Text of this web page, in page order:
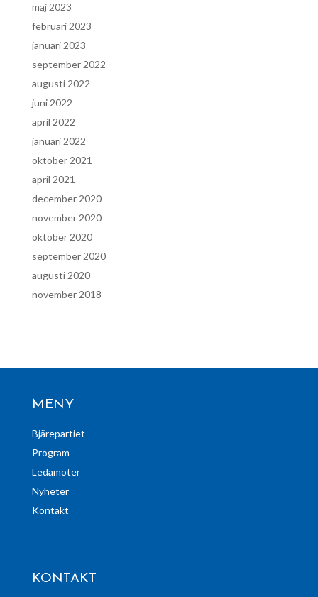
maj 2023
februari 2023
januari 2023
september 2022
augusti 2022
juni 2022
april 2022
januari 2022
oktober 2021
april 2021
december 2020
november 2020
oktober 2020
september 2020
augusti 2020
november 2018
MENY
Bjärepartiet
Program
Ledamöter
Nyheter
Kontakt
KONTAKT